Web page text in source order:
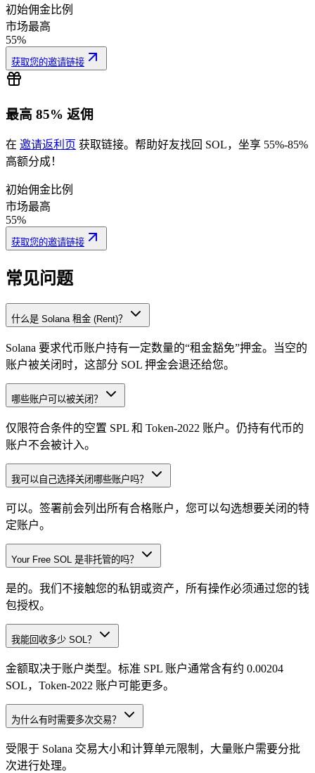
2
4GsEyHSKbo...rbBfXrLNNC
1
初始佣金比例
市场最高
55%
获取您的邀请链接
最高 85% 返佣
在 邀请返利页 获取链接。帮助好友找回 SOL，坐享 55%-85%
高额分成！
初始佣金比例
市场最高
55%
获取您的邀请链接
常见问题
什么是 Solana 租金 (Rent)？
Solana 要求代币账户持有一定数量的“租金豁免”押金。当空的
账户被关闭时，这部分 SOL 押金会退还给您。
哪些账户可以被关闭？
仅限符合条件的空置 SPL 和 Token-2022 账户。仍持有代币的
账户不会被计入。
我可以自己选择关闭哪些账户吗？
可以。签署前会列出所有合格账户，您可以勾选想要关闭的特
定账户。
Your Free SOL 是非托管的吗？
是的。我们不接触您的私钥或资产，所有操作必须通过您的钱
包授权。
我能回收多少 SOL？
金额取决于账户类型。标准 SPL 账户通常含有约 0.00204
SOL，Token-2022 账户可能更多。
为什么有时需要多次交易？
受限于 Solana 交易大小和计算单元限制，大量账户需要分批
次进行处理。